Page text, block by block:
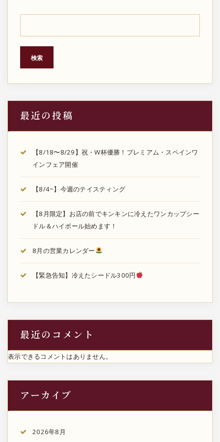
検索
最近の投稿
【8/18〜8/29】祝・W杯優勝！プレミアム・スペインワ
インフェア開催
【8/4~】今週のテイスティング
【8月限定】お店の前でキンキンに冷えたワンカップシー
ドル＆ハイボール始めます！
8月の営業カレンダー
【緊急告知】冷えたシードル300円
最近のコメント
表示できるコメントはありません。
アーカイブ
2026年8月